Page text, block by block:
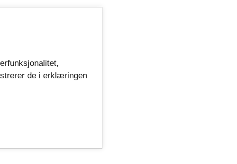
de i erklæringen